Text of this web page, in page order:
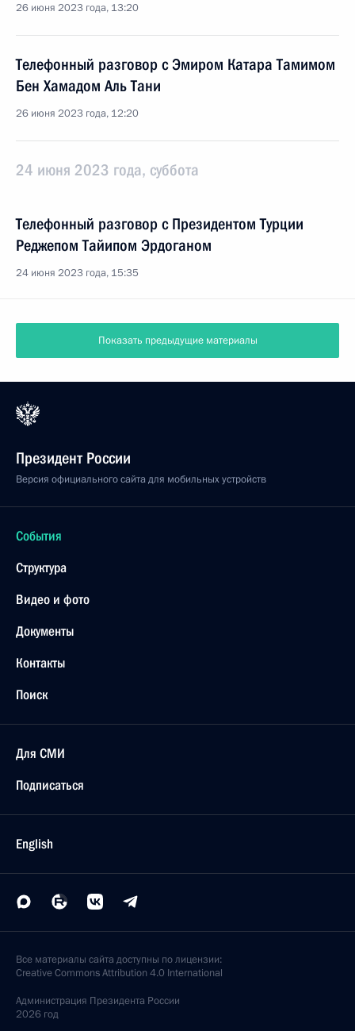
26 июня 2023 года, 13:20
Телефонный разговор с Эмиром Катара Тамимом
Бен Хамадом Аль Тани
26 июня 2023 года, 12:20
24 июня 2023 года, суббота
Телефонный разговор с Президентом Турции
Реджепом Тайипом Эрдоганом
24 июня 2023 года, 15:35
Показать предыдущие материалы
Президент России
Версия официального сайта для мобильных устройств
События
Структура
Видео и фото
Документы
Контакты
Поиск
Для СМИ
Подписаться
English
Все материалы сайта доступны по лицензии:
Creative Commons Attribution 4.0 International
Администрация Президента России
2026 год